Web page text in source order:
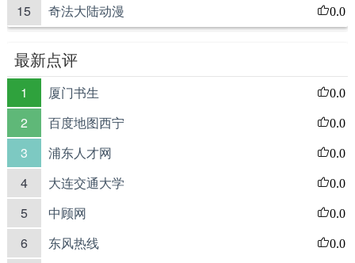
15 奇法大陆动漫 0.0
最新点评
1 厦门书生 0.0
2 百度地图西宁 0.0
3 浦东人才网 0.0
4 大连交通大学 0.0
5 中顾网 0.0
6 东风热线 0.0